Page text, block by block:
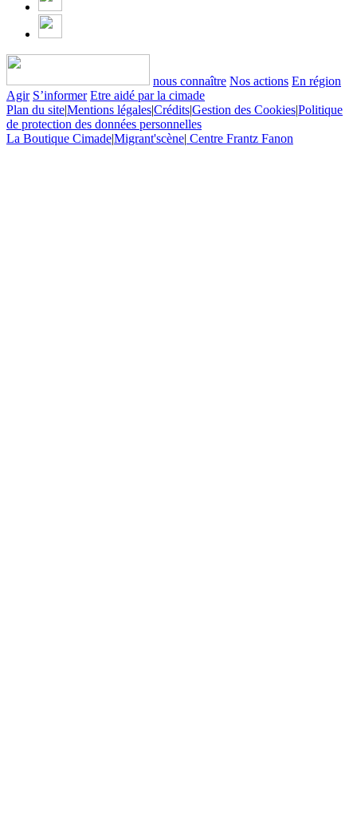
nous connaître Nos actions En région
Agir S’informer Etre aidé par la cimade
Plan du site|Mentions légales|Crédits|Gestion des Cookies|Politique
de protection des données personnelles
La Boutique Cimade|Migrant'scène| Centre Frantz Fanon